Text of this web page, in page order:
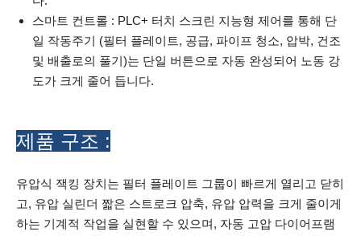
스마트 컨트롤 : PLC+ 터치 스크린 지능형 제어를 통해 단
일 작동주기 (필터 플레이트, 공급, 파이프 청소, 압박, 건조
및 배출로의 풀기)는 단일 버튼으로 자동 완성되어 노동 강
도가 크게 줄어 듭니다.
제품 구조 :
유압식 잭킹 장치는 필터 플레이트 그룹이 빠르게 열리고 닫히
고, 유압 실린더 짧은 스트로크 압축, 유압 압력을 크게 줄이게
하는 기계적 작업을 실현할 수 있으며, 자동 고압 다이어프램